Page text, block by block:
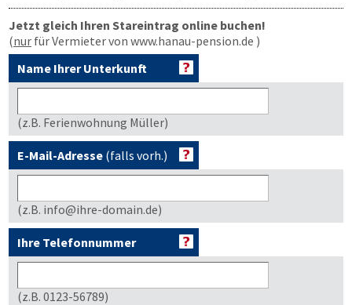
Jetzt gleich Ihren Stareintrag online buchen!
(nur für Vermieter von www.hanau-pension.de )
Name Ihrer Unterkunft
(z.B. Ferienwohnung Müller)
E-Mail-Adresse (falls vorh.)
(z.B. info@ihre-domain.de)
Ihre Telefonnummer
(z.B. 0123-56789)